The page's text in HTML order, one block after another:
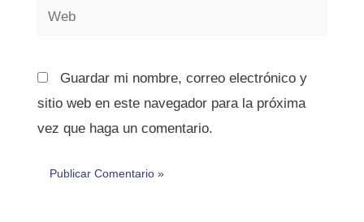
Web
Guardar mi nombre, correo electrónico y
sitio web en este navegador para la próxima
vez que haga un comentario.